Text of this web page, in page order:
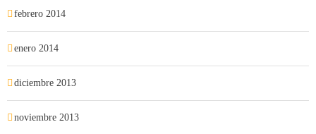
febrero 2014
enero 2014
diciembre 2013
noviembre 2013